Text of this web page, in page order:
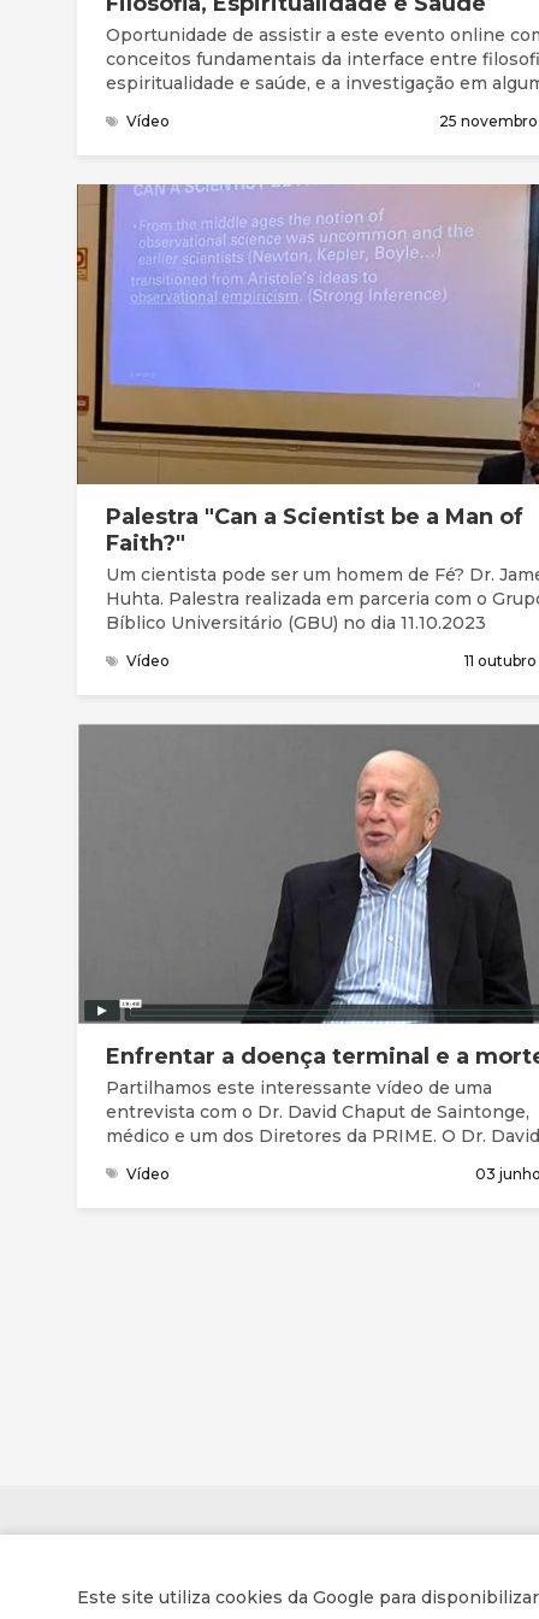
Este site utiliza cookies da Google para
Oportunidade de assistir a este evento online
conceitos fundamentais da interface entre
espiritualidade e saúde, e a investigação em
Vídeo 25
Palestra "Can a Scientist be a Man of
Faith?"
Um cientista pode ser um homem de Fé? Dr.
Huhta. Palestra realizada em parceria com o
Bíblico Universitário (GBU) no dia 11.10.2023
Vídeo 11
Enfrentar a doença terminal e a
Partilhamos este interessante vídeo de uma
entrevista com o Dr. David Chaput de Saintonge,
médico e um dos Diretores da PRIME. O Dr.
Vídeo 03